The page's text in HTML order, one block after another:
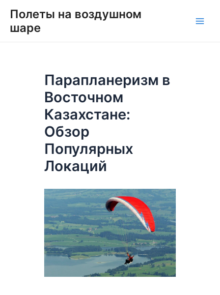
содержимому
Полеты на воздушном
шаре
Парапланеризм в
Восточном
Казахстане:
Обзор
Популярных
Локаций
по
записям